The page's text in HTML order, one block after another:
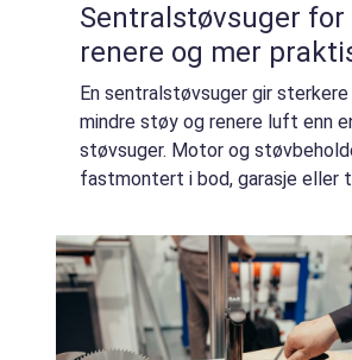
Sentralstøvsuger for
renere og mer
En sentralstøvsuger gir
mindre støy og renere luft enn
støvsuger. Motor og
fastmontert i bod, garasje eller